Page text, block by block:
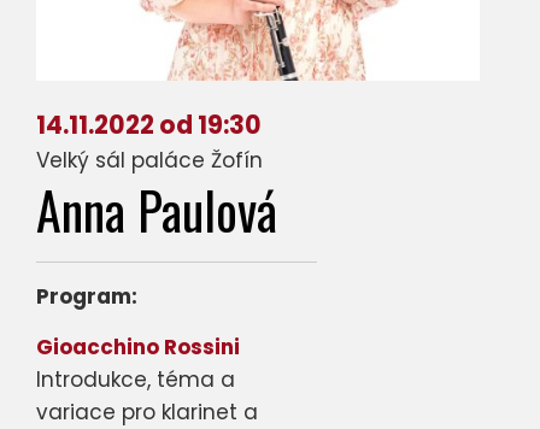
14.11.2022 od 19:30
Velký sál paláce Žofín
Anna Paulová
Program:
Gioacchino Rossini
Introdukce, téma a
variace pro klarinet a